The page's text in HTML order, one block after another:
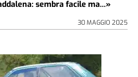
sembra facile ma...»
30 MAGGIO 2025